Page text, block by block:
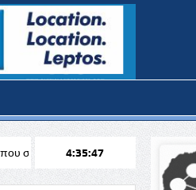
στα Κόκκινα Διήμερη
4:35:49